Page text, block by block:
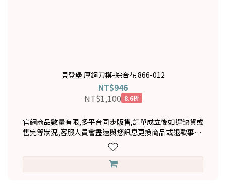
貝登堡 厚鋼刀模-綜合花 866-012
NT$946
NT$1,100 8.6折
官網商品數量有限,多平台同步販售,訂單成立後如遇缺貨或
售完等狀況,客服人員會盡速與您訊息更換商品或退款事宜,
造成不便敬請見諒